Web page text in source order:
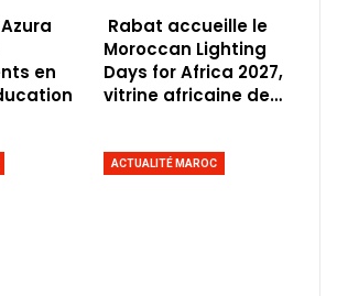
en
Rabat accueille le
Moroccan Lighting
Days for Africa 2027,
vitrine africaine de…
ACTUALITÉ MAROC